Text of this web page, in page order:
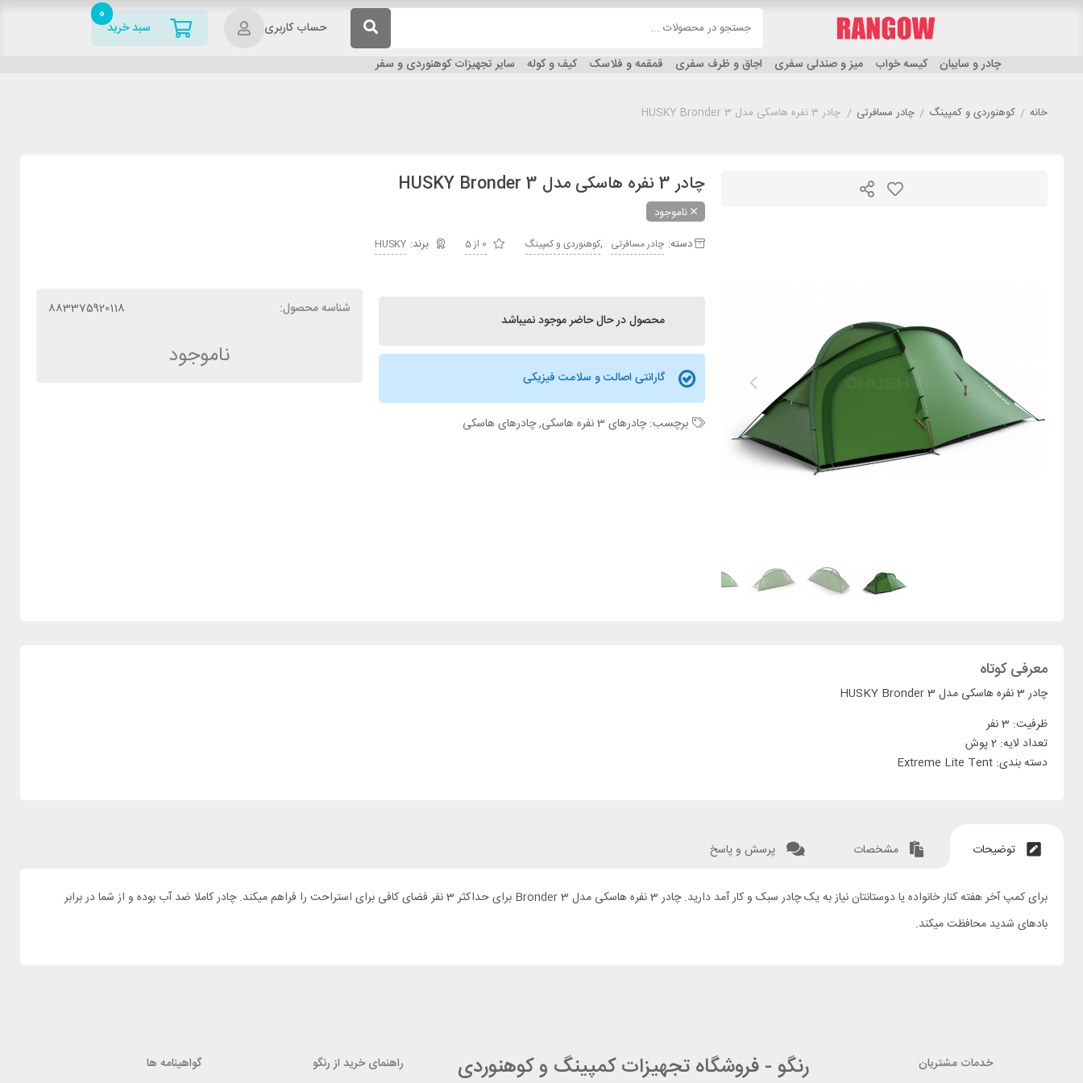
حساب کاربری سبد خرید
0
چادر و سایبان کیسه خواب میز و صندلی سفری اجاق و ظرف سفری قمقمه و فلاسک کیف و کوله سایر تجهیزات کوهنوردی و سفر
خانه / کوهنوردی و کمپینگ / چادر مسافرتی / چادر 3 نفره هاسکی مدل HUSKY Bronder 3
چادر 3 نفره هاسکی مدل HUSKY Bronder 3
ناموجود
دسته: چادر مسافرتی ,کوهنوردی و کمپینگ 0 از 5 HUSKY
محصول در حال حاضر موجود نمیباشد
گارانتی اصالت و سلامت فیزیکی
برچسب:چادرهای 3 نفره هاسکی ,چادرهای هاسکی
شناسه محصول: 883375920118
ناموجود
معرفی کوتاه
چادر 3 نفره هاسکی مدل HUSKY Bronder 3
ظرفیت: 3 نفر
تعداد لایه: 2 پوش
دسته بندی: Extreme Lite Tent
توضیحات مشخصات پرسش و پاسخ
برای کمپ آخر هفته کنار خانواده یا دوستانتان نیاز به یک چادر سبک و کار آمد دارید. چادر 3 نفره هاسکی مدل Bronder 3 برای حداکثر 3 نفر فضای کافی برای استراحت را فراهم میکند. چادر کاملا ضد آب بوده و از شما در برابر
بادهای شدید محافظت میکند.
خدمات مشتریان
رنگو - فروشگاه تجهیزات کمپینگ و کوهنوردی
راهنمای خرید از رنگو
گواهینامه ها